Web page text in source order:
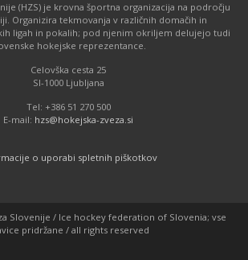
(HZS) je krovna športna organizacija na področju
Organizira tekmovanja v različnih domačih in
ligah in pokalih; pod njenim okriljem delujejo tudi
hokejske reprezentance.
Celovška cesta 25
SI-1000 Ljubljana
Tel: +386 51 270 500
E-mail: hzs@hokejska-zveza.si
o uporabi spletnih piškotkov
Slovenije / Ice hockey federation of Slovenia; vse
pridržane / all rights reserved